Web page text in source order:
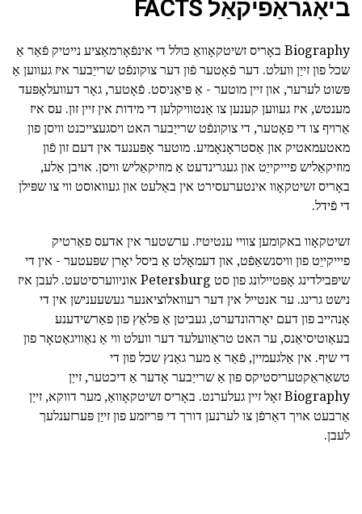
ביאָגראַפיקאַל FACTS
Biography באָריס זשיטקאָוואַ כּולל די אינפֿאָרמאַציע נייטיק פֿאַר אַ
שכל פון זייַן וועלט. דער פֿאָטער פֿון דער צוקונפֿט שרייַבער איז געווען אַ
פּשוט לערער, און זיין מוטער - אַ פּיאַניסט. פֿאָטער, גאָר דעוועלאָפּעד
מענטש, איז געווען קענען צו אַנטוויקלען די מידות אין זיין זון. עס איז
אַרויף צו די פאָטער, די צוקונפֿט שרייַבער האט ויסגעצייכנט וויסן פון
מאטעמאטיק און אַסטראָנאָמיע. מוטער אָפּענעד אין דעם זון פֿון
מוזיקאַליש פיייקייַט און געגרינדעט אַ מוזיקאַליש וויסן. אויבן אַלע,
באָריס זשיטקאָוו אינטערעסירט אין באַלעט און געוואוסט ווי צו שפּילן
די פֿידל.
זשיטקאָוו באקומען צוויי ענטיטיז. ערשטער אין אדעס פאַרטיק
פיייקייַט פון וויסנשאַפֿט, און דעמאָלט אַ ביסל יאָרן שפּעטער - אין די
שיפּבילדינג אָפּטיילונג פון סט Petersburg אוניווערסיטעט. לעבן איז
נישט גרינג. ער אנטייל אין דער רעוואלוציאנער געשעענישן אין די
אָנהייב פון דעם יאָרהונדערט, געביטן אַ פּלאַץ פון פאַרשידענע
בעאַוטיסיאַנס, ער האט טראַוועלעד דער וועלט ווי אַ נאַוויגאַטאָר פון
די שיף. אין אַלגעמיין, פֿאַר אַ מער גאַנץ שכל פון די
טשאַראַקטעריסטיקס פון אַ שרייַבער אָדער אַ דיכטער, זייַן
Biography זאָל זיין געלערנט. באָריס זשיטקאָוואַ, מער דווקא, זייַן
אַרבעט אויך דאַרפֿן צו לערנען דורך די פּריזמע פון זייַן פּערזענלעך
לעבן.